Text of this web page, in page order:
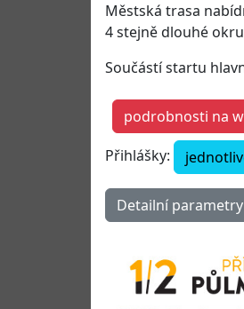
Městská trasa
4 stejně dlouhé
Součástí startu
podrobnosti na
Přihlášky:
Detailní